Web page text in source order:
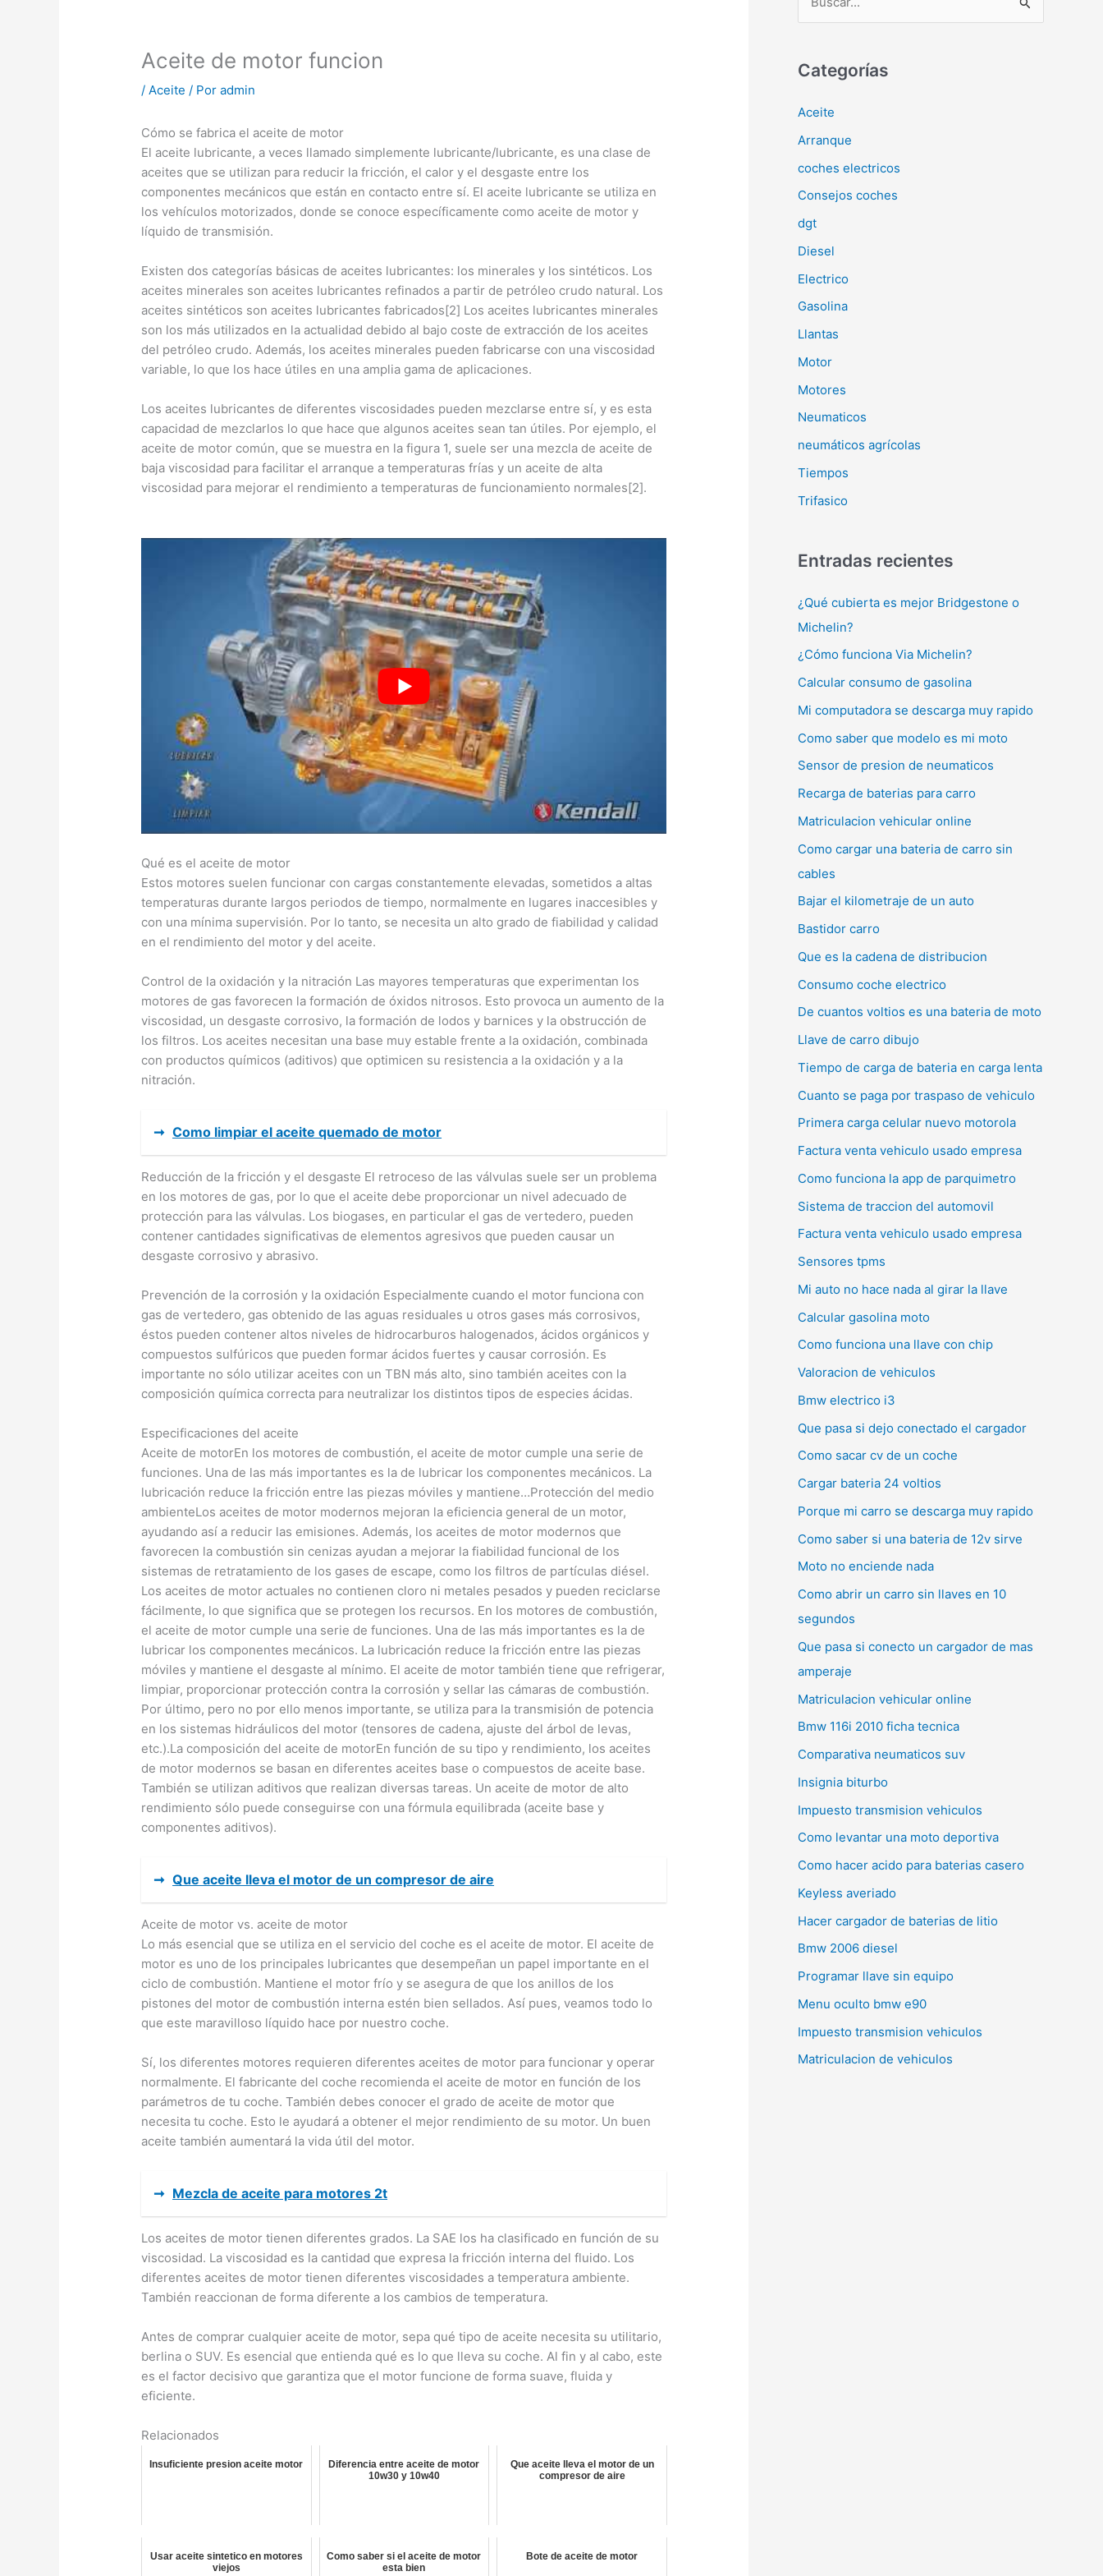
Aceite de motor funcion
/Aceite / Poradmin
Cómo se fabrica el aceite de motor
El aceite lubricante, a veces llamado simplemente lubricante/lubricante, es una clase de
aceites que se utilizan para reducir la fricción, el calor y el desgaste entre los
componentes mecánicos que están en contacto entre sí. El aceite lubricante se utiliza en
los vehículos motorizados, donde se conoce específicamente como aceite de motor y
líquido de transmisión.
Existen dos categorías básicas de aceites lubricantes: los minerales y los sintéticos. Los
aceites minerales son aceites lubricantes refinados a partir de petróleo crudo natural. Los
aceites sintéticos son aceites lubricantes fabricados[2] Los aceites lubricantes minerales
son los más utilizados en la actualidad debido al bajo coste de extracción de los aceites
del petróleo crudo. Además, los aceites minerales pueden fabricarse con una viscosidad
variable, lo que los hace útiles en una amplia gama de aplicaciones.
Los aceites lubricantes de diferentes viscosidades pueden mezclarse entre sí, y es esta
capacidad de mezclarlos lo que hace que algunos aceites sean tan útiles. Por ejemplo, el
aceite de motor común, que se muestra en la figura 1, suele ser una mezcla de aceite de
baja viscosidad para facilitar el arranque a temperaturas frías y un aceite de alta
viscosidad para mejorar el rendimiento a temperaturas de funcionamiento normales[2].
Qué es el aceite de motor
Estos motores suelen funcionar con cargas constantemente elevadas, sometidos a altas
temperaturas durante largos periodos de tiempo, normalmente en lugares inaccesibles y
con una mínima supervisión. Por lo tanto, se necesita un alto grado de fiabilidad y calidad
en el rendimiento del motor y del aceite.
Control de la oxidación y la nitración Las mayores temperaturas que experimentan los
motores de gas favorecen la formación de óxidos nitrosos. Esto provoca un aumento de la
viscosidad, un desgaste corrosivo, la formación de lodos y barnices y la obstrucción de
los filtros. Los aceites necesitan una base muy estable frente a la oxidación, combinada
con productos químicos (aditivos) que optimicen su resistencia a la oxidación y a la
nitración.
➞ Como limpiar el aceite quemado de motor
Reducción de la fricción y el desgaste El retroceso de las válvulas suele ser un problema
en los motores de gas, por lo que el aceite debe proporcionar un nivel adecuado de
protección para las válvulas. Los biogases, en particular el gas de vertedero, pueden
contener cantidades significativas de elementos agresivos que pueden causar un
desgaste corrosivo y abrasivo.
Prevención de la corrosión y la oxidación Especialmente cuando el motor funciona con
gas de vertedero, gas obtenido de las aguas residuales u otros gases más corrosivos,
éstos pueden contener altos niveles de hidrocarburos halogenados, ácidos orgánicos y
compuestos sulfúricos que pueden formar ácidos fuertes y causar corrosión. Es
importante no sólo utilizar aceites con un TBN más alto, sino también aceites con la
composición química correcta para neutralizar los distintos tipos de especies ácidas.
Especificaciones del aceite
Aceite de motorEn los motores de combustión, el aceite de motor cumple una serie de
funciones. Una de las más importantes es la de lubricar los componentes mecánicos. La
lubricación reduce la fricción entre las piezas móviles y mantiene…Protección del medio
ambienteLos aceites de motor modernos mejoran la eficiencia general de un motor,
ayudando así a reducir las emisiones. Además, los aceites de motor modernos que
favorecen la combustión sin cenizas ayudan a mejorar la fiabilidad funcional de los
sistemas de retratamiento de los gases de escape, como los filtros de partículas diésel.
Los aceites de motor actuales no contienen cloro ni metales pesados y pueden reciclarse
fácilmente, lo que significa que se protegen los recursos. En los motores de combustión,
el aceite de motor cumple una serie de funciones. Una de las más importantes es la de
lubricar los componentes mecánicos. La lubricación reduce la fricción entre las piezas
móviles y mantiene el desgaste al mínimo. El aceite de motor también tiene que refrigerar,
limpiar, proporcionar protección contra la corrosión y sellar las cámaras de combustión.
Por último, pero no por ello menos importante, se utiliza para la transmisión de potencia
en los sistemas hidráulicos del motor (tensores de cadena, ajuste del árbol de levas,
etc.).La composición del aceite de motorEn función de su tipo y rendimiento, los aceites
de motor modernos se basan en diferentes aceites base o compuestos de aceite base.
También se utilizan aditivos que realizan diversas tareas. Un aceite de motor de alto
rendimiento sólo puede conseguirse con una fórmula equilibrada (aceite base y
componentes aditivos).
➞ Que aceite lleva el motor de un compresor de aire
Aceite de motor vs. aceite de motor
Lo más esencial que se utiliza en el servicio del coche es el aceite de motor. El aceite de
motor es uno de los principales lubricantes que desempeñan un papel importante en el
ciclo de combustión. Mantiene el motor frío y se asegura de que los anillos de los
pistones del motor de combustión interna estén bien sellados. Así pues, veamos todo lo
que este maravilloso líquido hace por nuestro coche.
Sí, los diferentes motores requieren diferentes aceites de motor para funcionar y operar
normalmente. El fabricante del coche recomienda el aceite de motor en función de los
parámetros de tu coche. También debes conocer el grado de aceite de motor que
necesita tu coche. Esto le ayudará a obtener el mejor rendimiento de su motor. Un buen
aceite también aumentará la vida útil del motor.
➞ Mezcla de aceite para motores 2t
Los aceites de motor tienen diferentes grados. La SAE los ha clasificado en función de su
viscosidad. La viscosidad es la cantidad que expresa la fricción interna del fluido. Los
diferentes aceites de motor tienen diferentes viscosidades a temperatura ambiente.
También reaccionan de forma diferente a los cambios de temperatura.
Antes de comprar cualquier aceite de motor, sepa qué tipo de aceite necesita su utilitario,
berlina o SUV. Es esencial que entienda qué es lo que lleva su coche. Al fin y al cabo, este
es el factor decisivo que garantiza que el motor funcione de forma suave, fluida y
eficiente.
Relacionados
Insuficiente presion aceite motor
Diferencia entre aceite de motor
10w30 y 10w40
Que aceite lleva el motor de un
compresor de aire
Usar aceite sintetico en motores
viejos
Como saber si el aceite de motor
esta bien
Bote de aceite de motor
c
r
p
o
r
Categorías
Aceite
Arranque
coches electricos
Consejos coches
dgt
Diesel
Electrico
Gasolina
Llantas
Motor
Motores
Neumaticos
neumáticos agrícolas
Tiempos
Trifasico
Entradas recientes
¿Qué cubierta es mejor Bridgestone o
Michelin?
¿Cómo funciona Via Michelin?
Calcular consumo de gasolina
Mi computadora se descarga muy rapido
Como saber que modelo es mi moto
Sensor de presion de neumaticos
Recarga de baterias para carro
Matriculacion vehicular online
Como cargar una bateria de carro sin
cables
Bajar el kilometraje de un auto
Bastidor carro
Que es la cadena de distribucion
Consumo coche electrico
De cuantos voltios es una bateria de moto
Llave de carro dibujo
Tiempo de carga de bateria en carga lenta
Cuanto se paga por traspaso de vehiculo
Primera carga celular nuevo motorola
Factura venta vehiculo usado empresa
Como funciona la app de parquimetro
Sistema de traccion del automovil
Factura venta vehiculo usado empresa
Sensores tpms
Mi auto no hace nada al girar la llave
Calcular gasolina moto
Como funciona una llave con chip
Valoracion de vehiculos
Bmw electrico i3
Que pasa si dejo conectado el cargador
Como sacar cv de un coche
Cargar bateria 24 voltios
Porque mi carro se descarga muy rapido
Como saber si una bateria de 12v sirve
Moto no enciende nada
Como abrir un carro sin llaves en 10
segundos
Que pasa si conecto un cargador de mas
amperaje
Matriculacion vehicular online
Bmw 116i 2010 ficha tecnica
Comparativa neumaticos suv
Insignia biturbo
Impuesto transmision vehiculos
Como levantar una moto deportiva
Como hacer acido para baterias casero
Keyless averiado
Hacer cargador de baterias de litio
Bmw 2006 diesel
Programar llave sin equipo
Menu oculto bmw e90
Impuesto transmision vehiculos
Matriculacion de vehiculos